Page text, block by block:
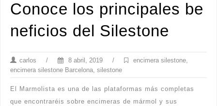
Conoce los principales be
neficios del Silestone
carlos / 8 abril, 2019 / encimera silestone,
encimera silestone Barcelona, silestone
El Marmolista es una de las plataformas más completas
que encontraréis sobre encimeras de mármol y sus